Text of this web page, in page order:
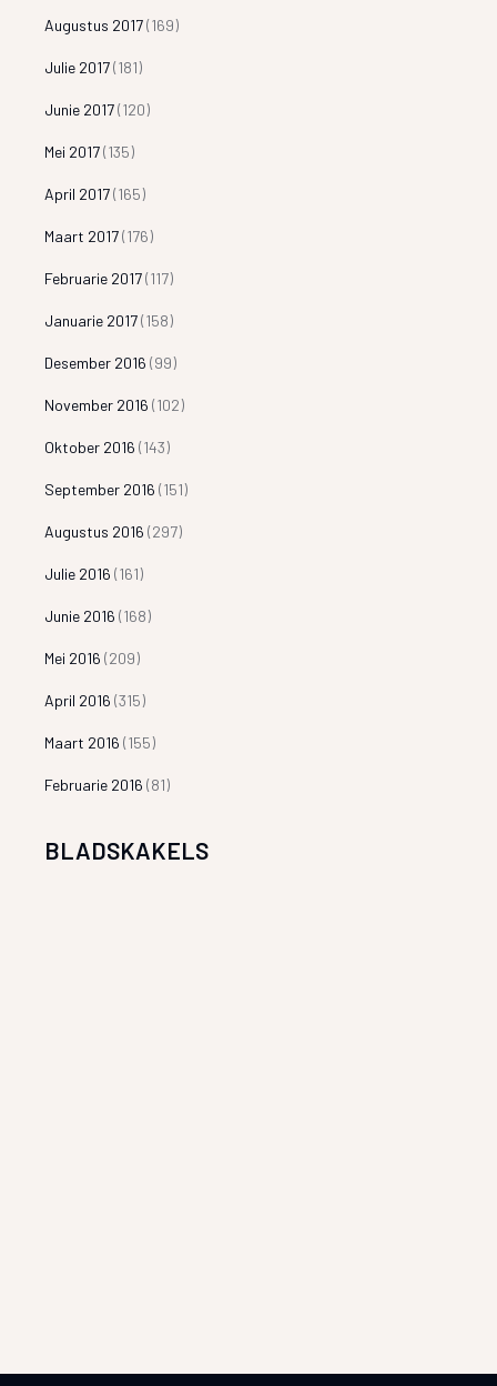
Augustus 2017(169)
Julie 2017(181)
Junie 2017(120)
Mei 2017(135)
April 2017(165)
Maart 2017(176)
Februarie 2017(117)
Januarie 2017(158)
Desember 2016 (99)
November 2016 (102)
Oktober 2016 (143)
September 2016 (151)
Augustus 2016 (297)
Julie 2016 (161)
Junie 2016 (168)
Mei 2016 (209)
April 2016 (315)
Maart 2016 (155)
Februarie 2016 (81)
BLADSKAKELS